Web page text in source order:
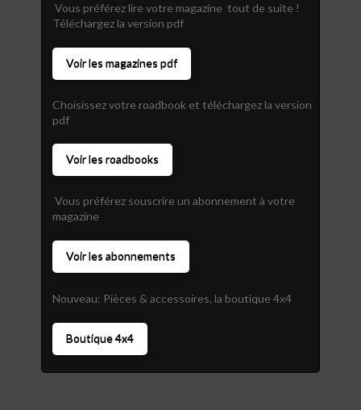
Vous préférez lire votre magazine tout de suite !
Téléchargez la version pdf
Voir les magazines pdf
Choisissez votre roadbook et téléchargez la version
pdf
Voir les roadbooks
Vous préférez souscrire un abonnement à votre
magazine
Voir les abonnements
Nouveau: Pièces & accessoires, la boutique 4x4
Boutique 4x4